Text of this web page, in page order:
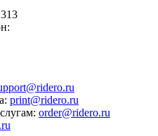
:
: print@ridero.ru
: order@ridero.ru